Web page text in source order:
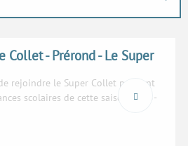
Collet - Prérond - Le Super
rejoindre le Super Collet pendant
scolaires de cette saison 2025-